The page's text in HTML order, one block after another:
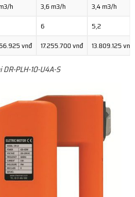
h 3,6 m3/h
3,4 m3/h
6
5,2
vnđ 17.255.700 vnđ 13.809.125 vnđ
PLH-10-U4A-S